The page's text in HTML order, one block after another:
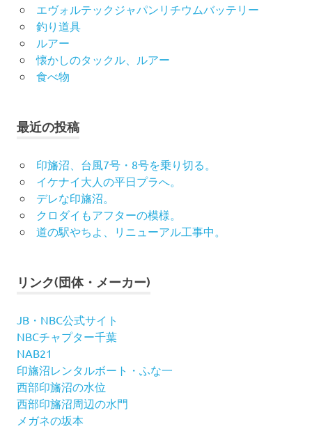
エヴォルテックジャパンリチウムバッテリー
釣り道具
ルアー
懐かしのタックル、ルアー
食べ物
最近の投稿
印旛沼、台風7号・8号を乗り切る。
イケナイ大人の平日プラへ。
デレな印旛沼。
クロダイもアフターの模様。
道の駅やちよ、リニューアル工事中。
リンク(団体・メーカー)
JB・NBC公式サイト
NBCチャプター千葉
NAB21
印旛沼レンタルボート・ふな一
西部印旛沼の水位
西部印旛沼周辺の水門
メガネの坂本